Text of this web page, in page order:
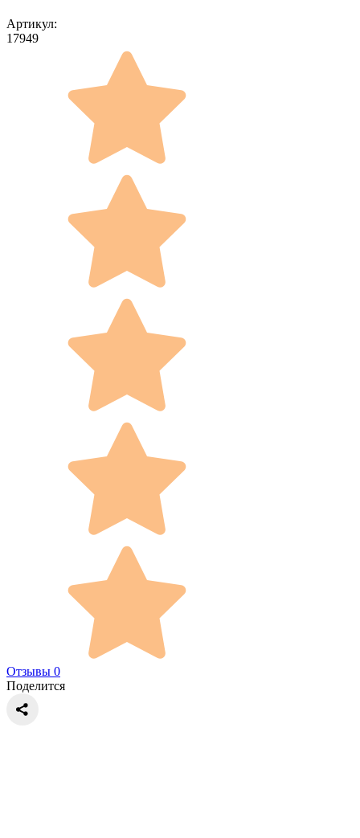
Артикул:
17949
Отзывы 0
Поделится